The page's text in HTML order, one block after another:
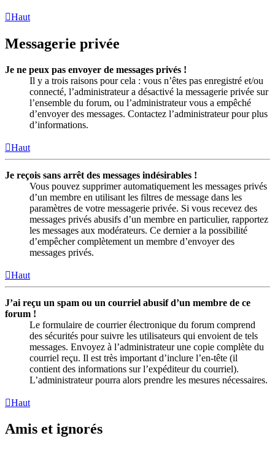
Haut
Messagerie privée
Je ne peux pas envoyer de messages privés !
Il y a trois raisons pour cela : vous n’êtes pas enregistré et/ou
connecté, l’administrateur a désactivé la messagerie privée sur
l’ensemble du forum, ou l’administrateur vous a empêché
d’envoyer des messages. Contactez l’administrateur pour plus
d’informations.
Haut
Je reçois sans arrêt des messages indésirables !
Vous pouvez supprimer automatiquement les messages privés
d’un membre en utilisant les filtres de message dans les
paramètres de votre messagerie privée. Si vous recevez des
messages privés abusifs d’un membre en particulier, rapportez
les messages aux modérateurs. Ce dernier a la possibilité
d’empêcher complètement un membre d’envoyer des
messages privés.
Haut
J’ai reçu un spam ou un courriel abusif d’un membre de ce
forum !
Le formulaire de courrier électronique du forum comprend
des sécurités pour suivre les utilisateurs qui envoient de tels
messages. Envoyez à l’administrateur une copie complète du
courriel reçu. Il est très important d’inclure l’en-tête (il
contient des informations sur l’expéditeur du courriel).
L’administrateur pourra alors prendre les mesures nécessaires.
Haut
Amis et ignorés